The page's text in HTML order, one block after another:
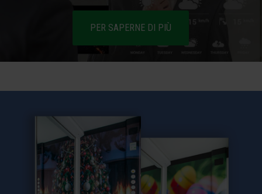
PER SAPERNE DI PIÙ